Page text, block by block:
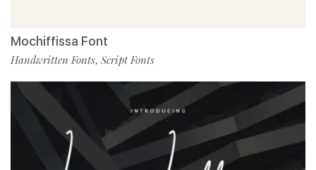
Mochiffissa Font
Handwritten Fonts, Script Fonts